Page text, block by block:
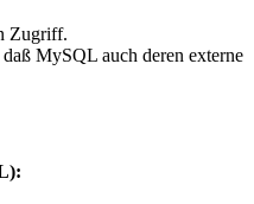
Zugriff.
MySQL auch deren externe